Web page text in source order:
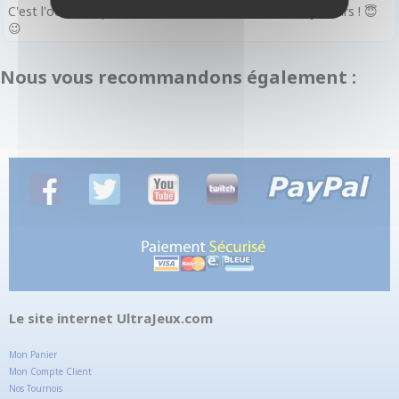
C'est l'occasion parfaite de rencontrer de nouveaux joueurs ! 😇
😉
Nous vous recommandons également :
Le site internet UltraJeux.com
Mon Panier
Mon Compte Client
Nos Tournois